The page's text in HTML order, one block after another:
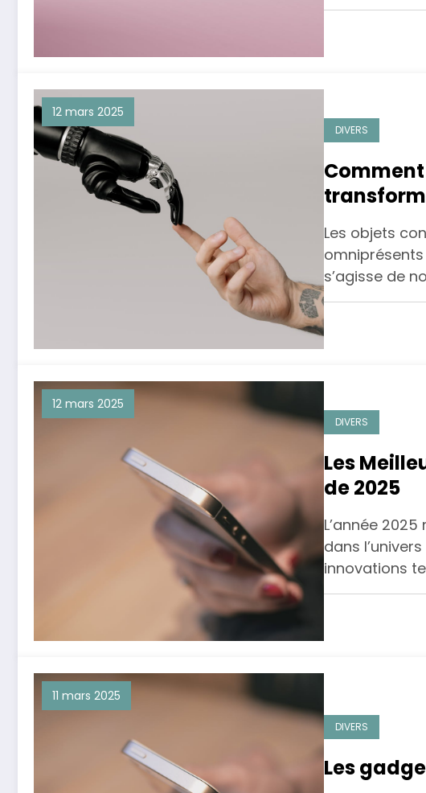
12 mars 2025
DIVERS
Les objets
omniprésents
s’agisse de
12 mars 2025
DIVERS
Les
de 2025
L’année
dans
innovations
11 mars 2025
DIVERS
Les